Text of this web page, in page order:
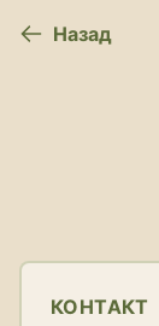
Назад
КОНТАКТ